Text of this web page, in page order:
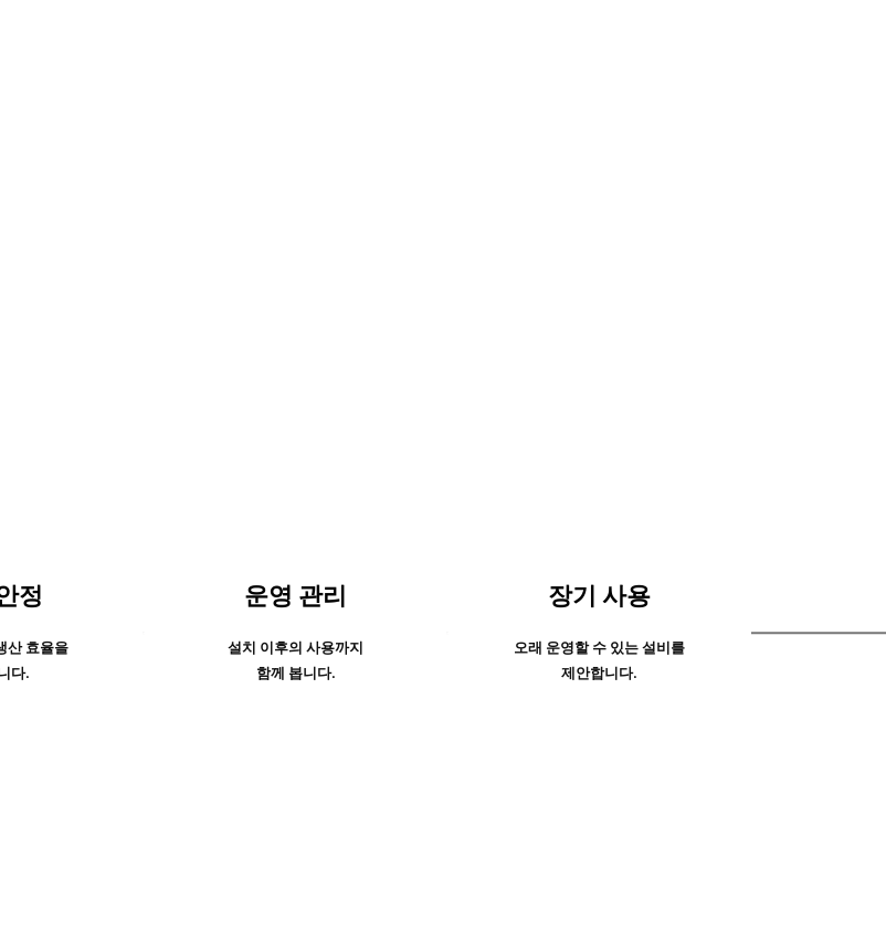
정
산 효율을
다.
운영 관리
설치 이후의 사용까지
함께 봅니다.
장기 사용
오래 운영할 수 있는 설비를
제안합니다.